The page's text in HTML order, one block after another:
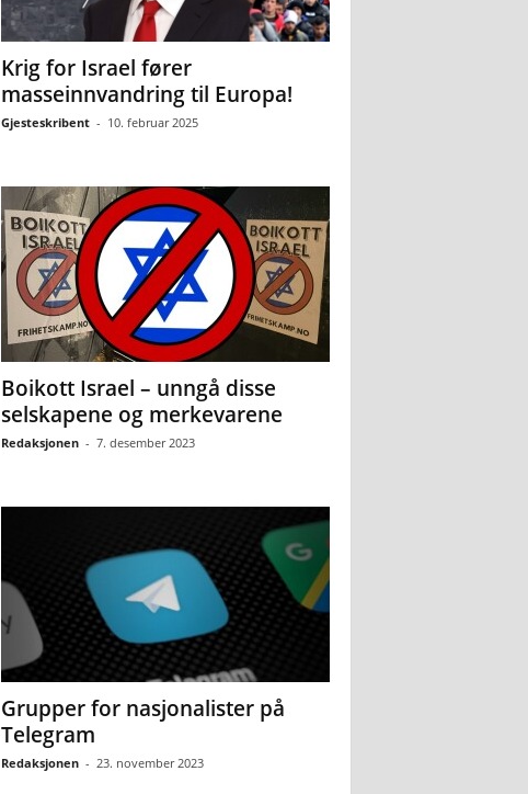
Krig for Israel fører
masseinnvandring til Europa!
Gjesteskribent - 10. februar 2025
Boikott Israel – unngå disse
selskapene og merkevarene
Redaksjonen - 7. desember 2023
Grupper for nasjonalister på
Telegram
Redaksjonen - 23. november 2023